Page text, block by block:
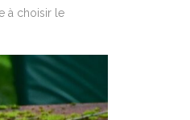
à choisir le